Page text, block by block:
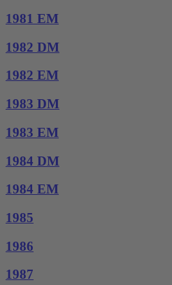
1981 EM
1982 DM
1982 EM
1983 DM
1983 EM
1984 DM
1984 EM
1985
1986
1987